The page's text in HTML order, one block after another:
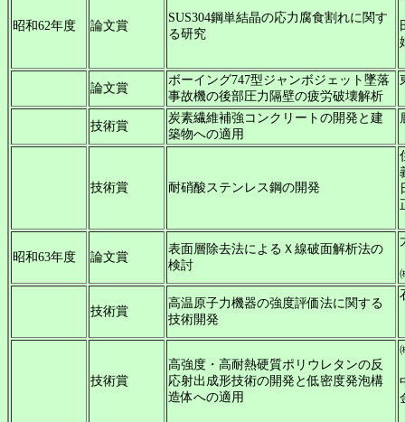
昭和62年度 論文賞
SUS304鋼単結晶の応力腐食割れに関す
る研究
論文賞
ボーイング747型ジャンボジェット墜落
事故機の後部圧力隔壁の疲労破壊解析
技術賞
炭素繊維補強コンクリートの開発と建
築物への適用
技術賞 耐硝酸ステンレス鋼の開発
昭和63年度 論文賞
表面層除去法によるＸ線破面解析法の
検討
技術賞
高温原子力機器の強度評価法に関する
技術開発
技術賞
高強度・高耐熱硬質ポリウレタンの反
応射出成形技術の開発と低密度発泡構
造体への適用